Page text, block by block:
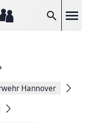
Suche
Hannover